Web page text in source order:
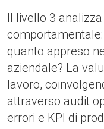
Il livello 3
quanto appreso
aziendale? La
lavoro,
attraverso audit
errori e KPI di